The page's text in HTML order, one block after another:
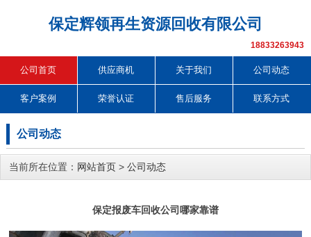
保定辉领再生资源回收有限公司
18833263943
公司首页 供应商机 关于我们 公司动态
客户案例 荣誉认证 售后服务 联系方式
公司动态
当前所在位置： 网站首页 > 公司动态
保定报废车回收公司哪家靠谱